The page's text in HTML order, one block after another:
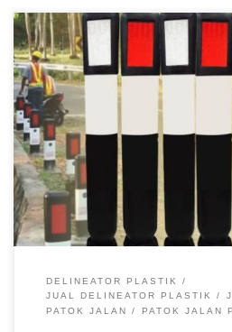
DELINEATOR PLASTIK
JUAL DELINEATOR PLASTIK
PATOK JALAN
PATOK JALAN